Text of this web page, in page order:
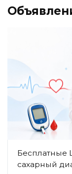
Бесплатные
сахарный